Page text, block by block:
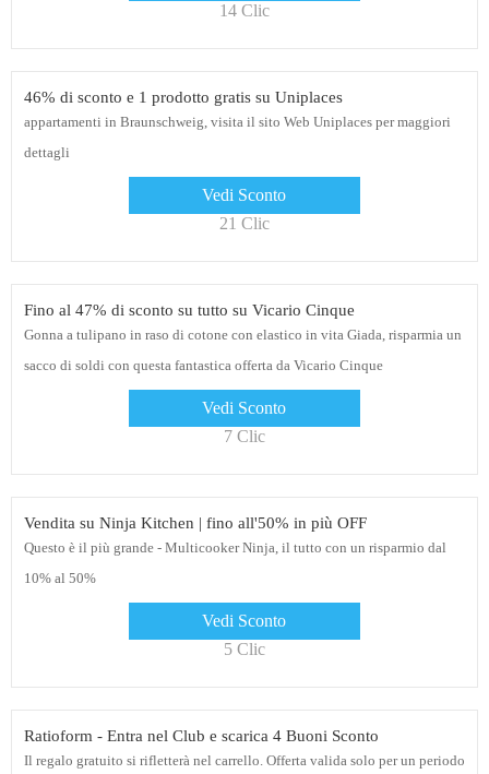
14 Clic
46% di sconto e 1 prodotto gratis su Uniplaces
appartamenti in Braunschweig, visita il sito Web Uniplaces per maggiori
dettagli
Vedi Sconto
21 Clic
Fino al 47% di sconto su tutto su Vicario Cinque
Gonna a tulipano in raso di cotone con elastico in vita Giada, risparmia un
sacco di soldi con questa fantastica offerta da Vicario Cinque
Vedi Sconto
7 Clic
Vendita su Ninja Kitchen | fino all'50% in più OFF
Questo è il più grande - Multicooker Ninja, il tutto con un risparmio dal
10% al 50%
Vedi Sconto
5 Clic
Ratioform - Entra nel Club e scarica 4 Buoni Sconto
Il regalo gratuito si rifletterà nel carrello. Offerta valida solo per un periodo